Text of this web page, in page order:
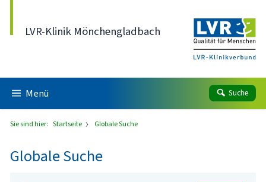
LVR-Klinik Mönchengladbach
Menü Suche
Sie sind hier: Startseite Globale Suche
Globale Suche